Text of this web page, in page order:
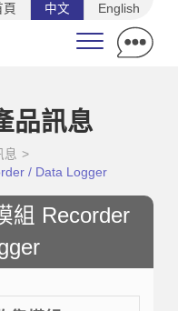
頁 中文 English
品訊息
息 >
/ Data Logger
組 Recorder